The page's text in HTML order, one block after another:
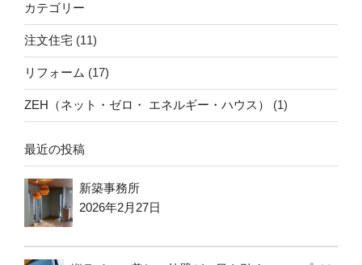
ン
カテゴリー
注文住宅 (11)
リフォーム (17)
ZEH（ネット・ゼロ・ エネルギー・ハウス） (1)
最近の投稿
新築事務所
2026年2月27日